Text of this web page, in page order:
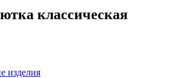
классическая
изделия